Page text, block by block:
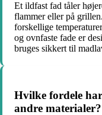
Et ildfast fad tåler
flammer eller på
forskellige
og ovnfaste fade er
bruges sikkert til
Hvilke fordele
andre materialer?